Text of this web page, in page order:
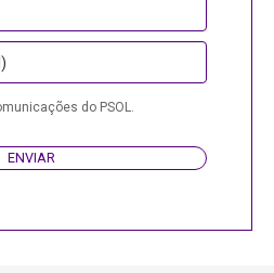
do PSOL.
ENVIAR